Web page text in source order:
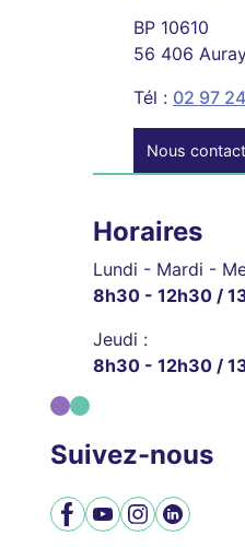
BP 10610
56 406
Tél : 02 97
Nous
Horaires
Lundi - Mardi -
8h30 - 12h30 /
Jeudi :
8h30 - 12h30 /
Suivez-nous
Facebook
YouTubeInstagram
LinkedIn